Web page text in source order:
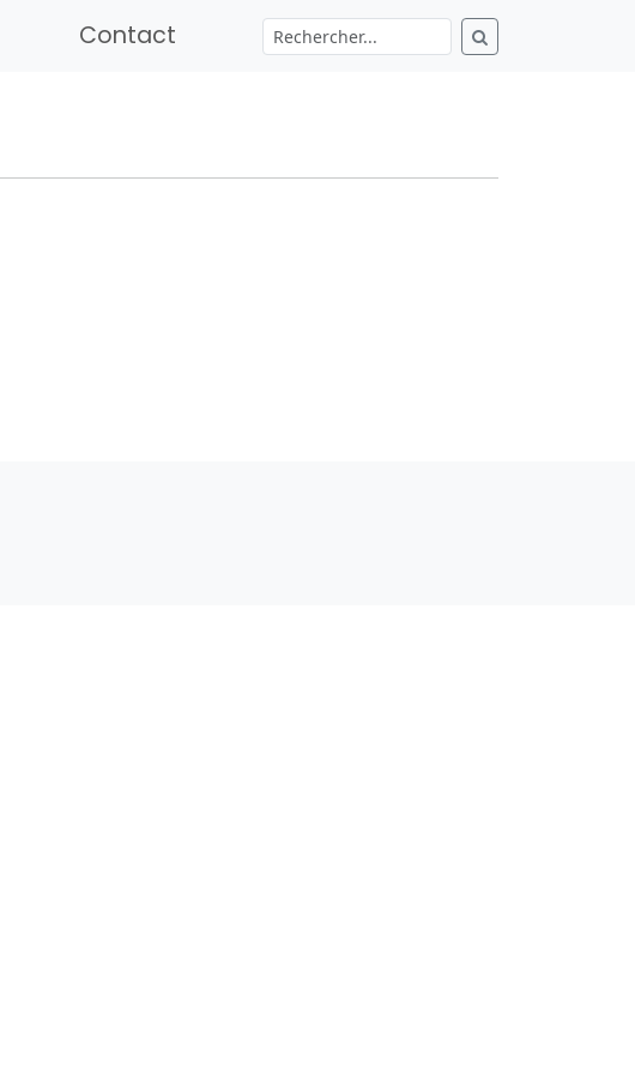
Contact